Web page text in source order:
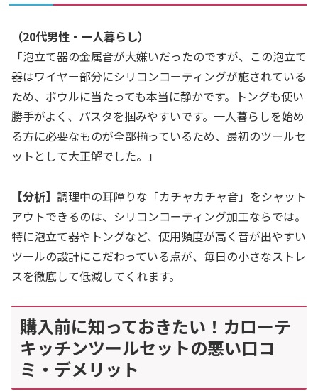
（20代男性・一人暮らし）
「泡立て器の金属音が大嫌いだったのですが、この泡立て
器はワイヤー部分にシリコンコーティングが施されている
ため、ボウルに当たっても本当に静かです。トングも使い
勝手がよく、パスタを掴みやすいです。一人暮らしを始め
る方に必要なものが全部揃っているため、最初のツールセ
ットとして大正解でした。」
【分析】 調理中の耳障りな「カチャカチャ音」をシャット
アウトできるのは、シリコンコーティング加工ならでは。
特に泡立て器やトングなど、使用頻度が高く音が出やすい
ツールの設計にこだわっている点が、毎日の小さなストレ
スを徹底して低減してくれます。
購入前に知っておきたい！カローテ
キッチンツールセットの悪い口コ
ミ・デメリット